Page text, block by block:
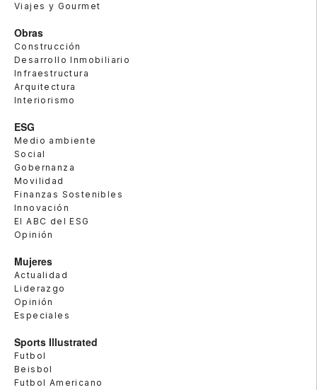
Viajes y Gourmet
Obras
Construcción
Desarrollo Inmobiliario
Infraestructura
Arquitectura
Interiorismo
ESG
Medio ambiente
Social
Gobernanza
Movilidad
Finanzas Sostenibles
Innovación
El ABC del ESG
Opinión
Mujeres
Actualidad
Liderazgo
Opinión
Especiales
Sports Illustrated
Futbol
Beisbol
Futbol Americano